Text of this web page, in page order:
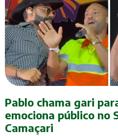
Pablo chama gari
emociona público no
Camaçari